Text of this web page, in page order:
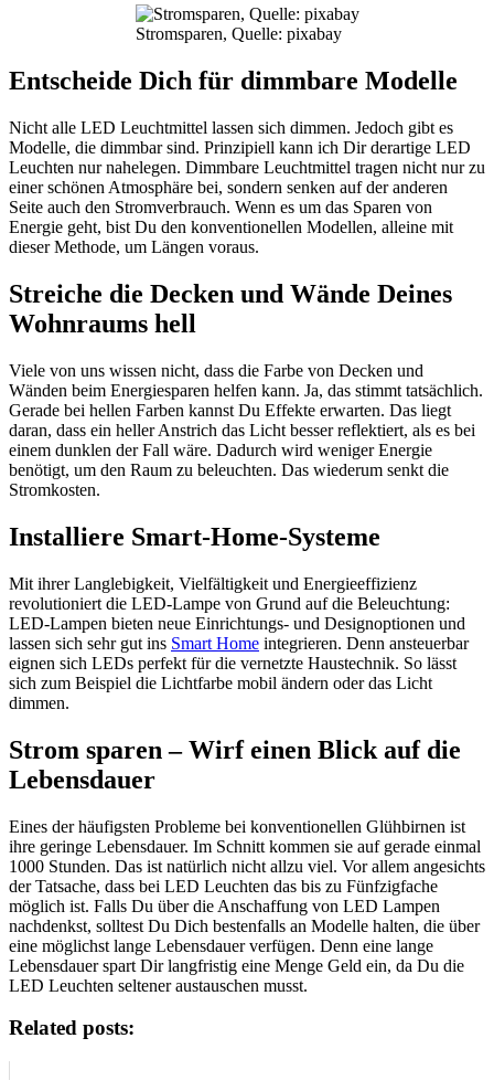
Stromsparen, Quelle: pixabay
Entscheide Dich für dimmbare Modelle
Nicht alle LED Leuchtmittel lassen sich dimmen. Jedoch gibt es
Modelle, die dimmbar sind. Prinzipiell kann ich Dir derartige LED
Leuchten nur nahelegen. Dimmbare Leuchtmittel tragen nicht nur zu
einer schönen Atmosphäre bei, sondern senken auf der anderen
Seite auch den Stromverbrauch. Wenn es um das Sparen von
Energie geht, bist Du den konventionellen Modellen, alleine mit
dieser Methode, um Längen voraus.
Streiche die Decken und Wände Deines
Wohnraums hell
Viele von uns wissen nicht, dass die Farbe von Decken und
Wänden beim Energiesparen helfen kann. Ja, das stimmt tatsächlich.
Gerade bei hellen Farben kannst Du Effekte erwarten. Das liegt
daran, dass ein heller Anstrich das Licht besser reflektiert, als es bei
einem dunklen der Fall wäre. Dadurch wird weniger Energie
benötigt, um den Raum zu beleuchten. Das wiederum senkt die
Stromkosten.
Installiere Smart-Home-Systeme
Mit ihrer Langlebigkeit, Vielfältigkeit und Energieeffizienz
revolutioniert die LED-Lampe von Grund auf die Beleuchtung:
LED-Lampen bieten neue Einrichtungs- und Designoptionen und
lassen sich sehr gut ins Smart Home integrieren. Denn ansteuerbar
eignen sich LEDs perfekt für die vernetzte Haustechnik. So lässt
sich zum Beispiel die Lichtfarbe mobil ändern oder das Licht
dimmen.
Strom sparen –Wirf einen Blick auf die
Lebensdauer
Eines der häufigsten Probleme bei konventionellen Glühbirnen ist
ihre geringe Lebensdauer. Im Schnitt kommen sie auf gerade einmal
1000 Stunden. Das ist natürlich nicht allzu viel. Vor allem angesichts
der Tatsache, dass bei LED Leuchten das bis zu Fünfzigfache
möglich ist. Falls Du über die Anschaffung von LED Lampen
nachdenkst, solltest Du Dich bestenfalls an Modelle halten, die über
eine möglichst lange Lebensdauer verfügen. Denn eine lange
Lebensdauer spart Dir langfristig eine Menge Geld ein, da Du die
LED Leuchten seltener austauschen musst.
Related posts: